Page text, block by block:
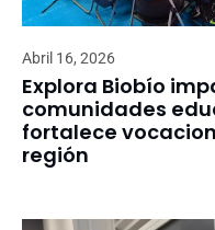
Abril 16, 2026
Explora Biobío
comunidades
fortalece
región